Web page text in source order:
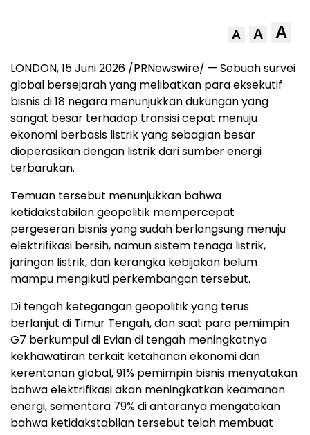
A A A
LONDON,15 Juni 2026 /PRNewswire/ — Sebuah survei
global bersejarah yang melibatkan para eksekutif
bisnis di 18 negara menunjukkan dukungan yang
sangat besar terhadap transisi cepat menuju
ekonomi berbasis listrik yang sebagian besar
dioperasikan dengan listrik dari sumber energi
terbarukan.
Temuan tersebut menunjukkan bahwa
ketidakstabilan geopolitik mempercepat
pergeseran bisnis yang sudah berlangsung menuju
elektrifikasi bersih, namun sistem tenaga listrik,
jaringan listrik, dan kerangka kebijakan belum
mampu mengikuti perkembangan tersebut.
Di tengah ketegangan geopolitik yang terus
berlanjut di Timur Tengah, dan saat para pemimpin
G7 berkumpul di Evian di tengah meningkatnya
kekhawatiran terkait ketahanan ekonomi dan
kerentanan global, 91% pemimpin bisnis menyatakan
bahwa elektrifikasi akan meningkatkan keamanan
energi, sementara 79% di antaranya mengatakan
bahwa ketidakstabilan tersebut telah membuat